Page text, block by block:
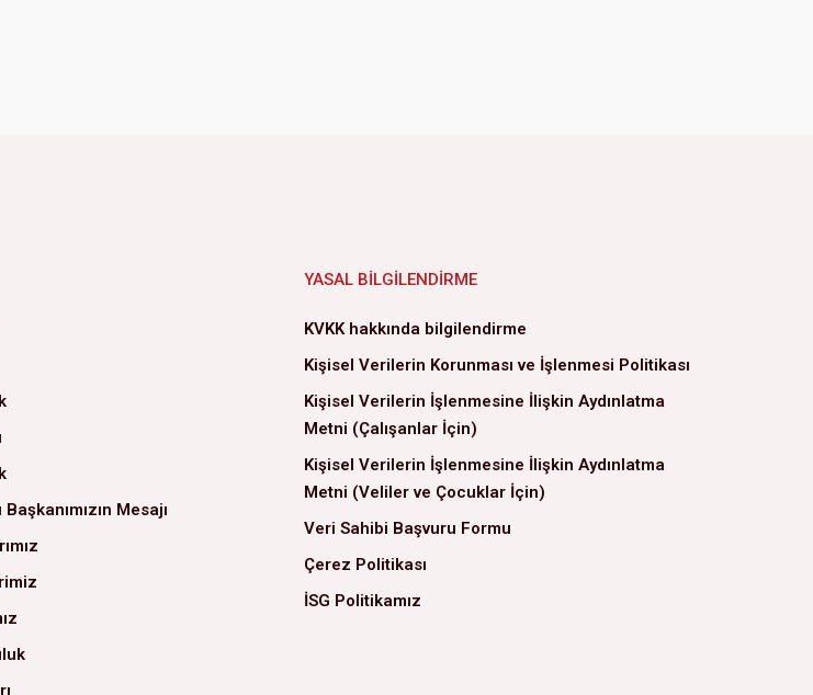
Mesajı
YASAL BILGILENDIRME
KVKK hakkında bilgilendirme
Kişisel Verilerin Korunması ve İşlenmesi Politikası
Kişisel Verilerin İşlenmesine İlişkin Aydınlatma
Metni (Çalışanlar İçin)
Kişisel Verilerin İşlenmesine İlişkin Aydınlatma
Metni (Veliler ve Çocuklar İçin)
Veri Sahibi Başvuru Formu
Çerez Politikası
İSG Politikamız